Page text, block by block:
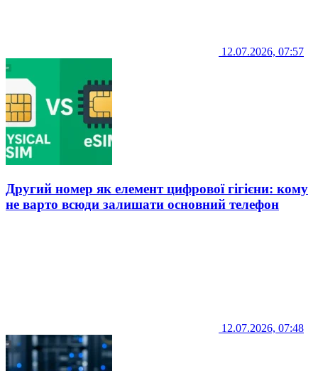
12.07.2026, 07:57
Другий номер як елемент цифрової гігієни: кому
не варто всюди залишати основний телефон
12.07.2026, 07:48